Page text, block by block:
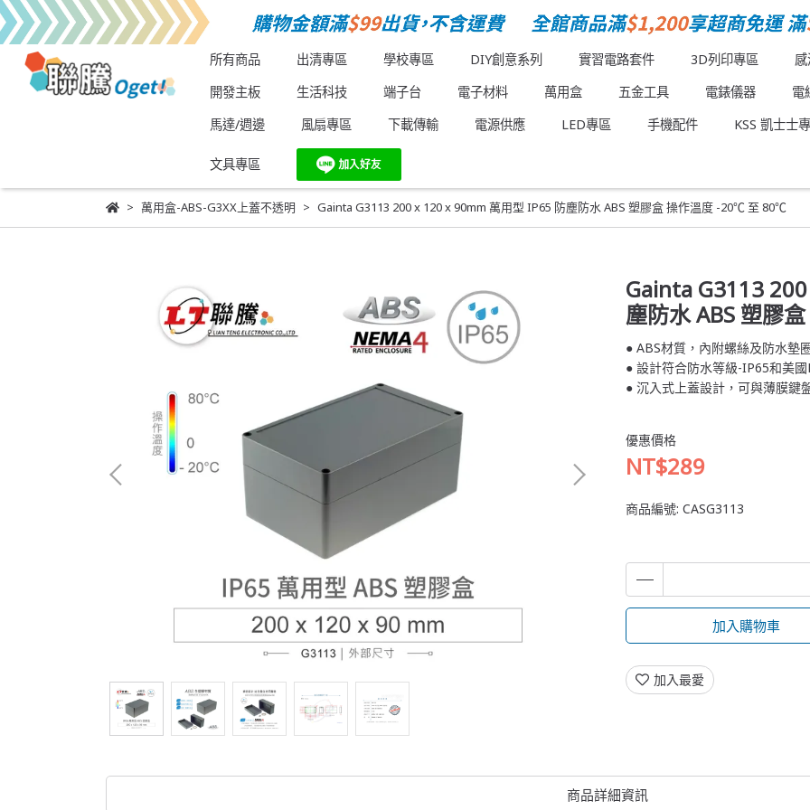
所有商品 出清專區 學校專區 DIY創意系列 實習電路套件 3D列印專區
開發主板
生活科技 端子台 電子材料 萬用盒 五金工具 電錶儀器
電
馬達/週邊
風扇專區 下載傳輸 電源供應 LED專區 手機配件 KSS 凱士士
文具專區
萬用盒-ABS-G3XX上蓋不透明 Gainta G3113 200 x 120 x 90mm 萬用型 IP65 防塵防水 ABS 塑膠盒 操作溫度 -20℃ 至 80℃
Gainta G3113
塵防水 ABS 塑膠
● ABS材質，內附螺絲及防水墊
● 設計符合防水等級-IP65和美
● 沉入式上蓋設計，可與薄膜鍵
優惠價格
NT$289
商品編號: CASG3113
加入購物車
加入最愛
商品詳細資訊